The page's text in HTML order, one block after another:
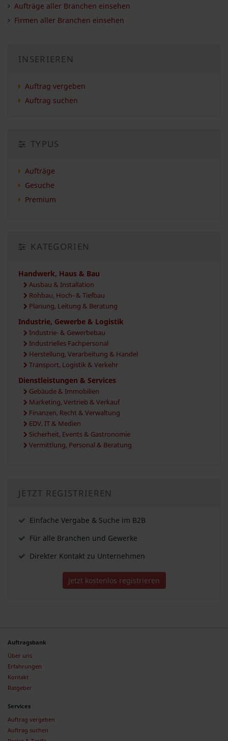
Aufträge aller Branchen einsehen
Firmen aller Branchen einsehen
INSERIEREN
Auftrag vergeben
Auftrag suchen
TYPUS
Aufträge
Gesuche
Premium
KATEGORIEN
Handwerk, Haus & Bau
Ausbau & Installation
Rohbau, Hoch- & Tiefbau
Planung, Leitung & Beratung
Industrie, Gewerbe & Logistik
Industrie- & Gewerbebau
Industrielles Fachpersonal
Herstellung, Verarbeitung & Handel
Transport, Logistik & Verkehr
Dienstleistungen & Services
Gebäude & Immobilien
Marketing, Vertrieb & Verkauf
Finanzen, Recht & Verwaltung
EDV, IT & Medien
Sicherheit, Events & Gastronomie
Vermittlung, Personal & Beratung
JETZT REGISTRIEREN
Einfache Vergabe & Suche im B2B
Für alle Branchen und Gewerke
Direkter Kontakt zu Unternehmen
Jetzt kostenlos registrieren
Auftragsbank
Über uns
Erfahrungen
Kontakt
Ratgeber
Services
Auftrag vergeben
Auftrag suchen